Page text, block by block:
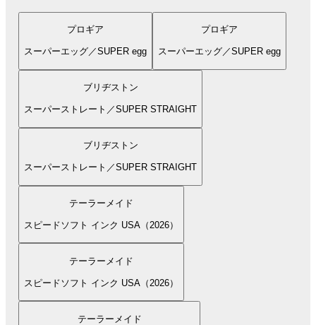
プロギア
スーパーエッグ／SUPER egg
プロギア
スーパーエッグ／SUPER egg
ブリヂストン
スーパーストレート／SUPER STRAIGHT
ブリヂストン
スーパーストレート／SUPER STRAIGHT
テーラーメイド
スピードソフト インク USA（2026）
テーラーメイド
スピードソフト インク USA（2026）
テーラーメイド